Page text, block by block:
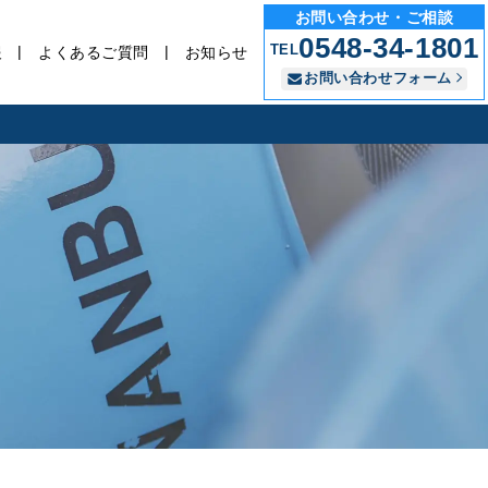
よくあるご質問 お知らせ
お問い合わせ・ご相談
TEL0548-34-1801
お問い合わせフォーム